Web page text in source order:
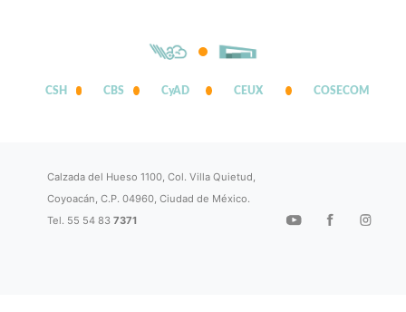
CSH CBS CyAD CEUX COSECOM
Calzada del Hueso 1100, Col. Villa Quietud,
Coyoacán, C.P. 04960, Ciudad de México.
Tel. 55 54 837371